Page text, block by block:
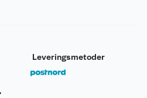
Leveringsmetoder